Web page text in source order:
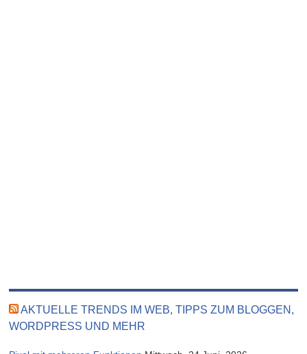
AKTUELLE TRENDS IM WEB, TIPPS ZUM BLOGGEN,
WORDPRESS UND MEHR